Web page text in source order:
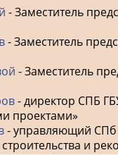
- Заместитель
- Заместитель
- Заместитель
- директор СПБ
проектами»
- управляющий СПб
и